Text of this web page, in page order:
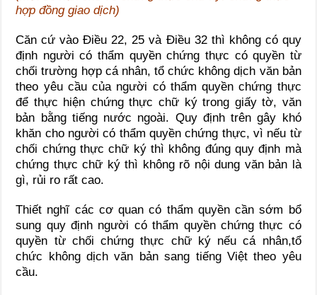
hợp đồng giao dịch)
Căn cứ vào Điều 22, 25 và Điều 32 thì không có quy
định người có thẩm quyền chứng thực có quyền từ
chối trường hợp cá nhân, tổ chức không dịch văn bản
theo yêu cầu của người có thẩm quyền chứng thực
để thực hiện chứng thực chữ ký trong giấy tờ, văn
bản bằng tiếng nước ngoài. Quy định trên gây khó
khăn cho người có thẩm quyền chứng thực, vì nếu từ
chối chứng thực chữ ký thì không đúng quy định mà
chứng thực chữ ký thì không rõ nội dung văn bản là
gì, rủi ro rất cao.
Thiết nghĩ các cơ quan có thẩm quyền cần sớm bổ
sung quy định người có thẩm quyền chứng thực có
quyền từ chối chứng thực chữ ký nếu cá nhân,tổ
chức không dịch văn bản sang tiếng Việt theo yêu
cầu.